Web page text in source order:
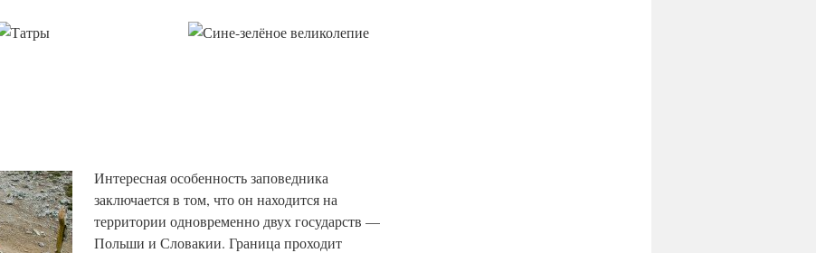
Интересная особенность заповедника
заключается в том, что он находится на
территории одновременно двух государств —
Польши и Словакии. Граница проходит